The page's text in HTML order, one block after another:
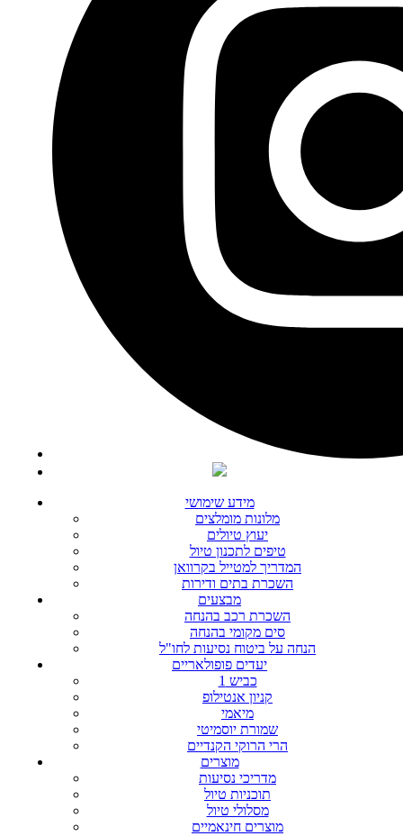
מידע שימושי
מלונות מומלצים
יעוץ טיולים
טיפים לתכנון טיול
המדריך למטייל בקרוואן
השכרת בתים ודירות
מבצעים
השכרת רכב בהנחה
סים מקומי בהנחה
הנחה על ביטוח נסיעות לחו"ל
יעדים פופולאריים
כביש 1
קניון אנטילופ
מיאמי
שמורת יוסמיטי
הרי הרוקי הקנדיים
מוצרים
מדריכי נסיעות
תוכניות טיול
מסלולי טיול
מוצרים חינאמיים